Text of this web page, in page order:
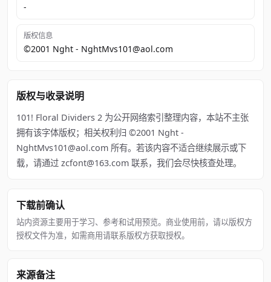
-
版权信息
©2001 Nght - NghtMvs101@aol.com
版权与收录说明
101! Floral Dividers 2 为公开网络索引整理内容，本站不主张
拥有该字体版权；相关权利归 ©2001 Nght -
NghtMvs101@aol.com 所有。若该内容不适合继续展示或下
载，请通过 zcfont@163.com 联系，我们会尽快核查处理。
下载前确认
站内资源主要用于学习、参考和试用预览。商业使用前，请以版权方
授权文件为准，如需商用请联系版权方获取授权。
来源备注